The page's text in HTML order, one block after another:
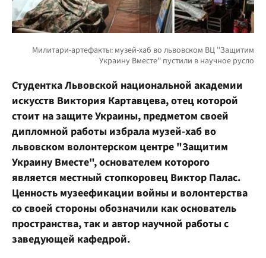
Студентка Львовской национальной академии
искусств Виктория Картавцева, отец которой
стоит на защите Украины, предметом своей
дипломной работы избрала музей-хаб во
львовском волонтерском центре "Защитим
Украину Вместе", основателем которого
является местный стопкоровец Виктор Палас.
Ценность музеефикации войны и волонтерства
со своей стороны обозначили как основатель
пространства, так и автор научной работы с
заведующей кафедрой.